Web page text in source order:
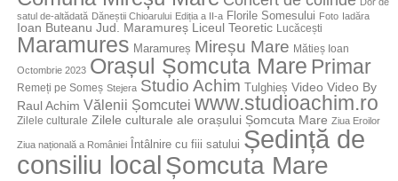
satul de-altădată Dăneștii Chioarului Ediția a II-a Florile Somesului Foto Iadăra
Ioan Buteanu Jud. Maramureș Liceul Teoretic Lucăcești
Maramures Maramureș Mireșu Mare Mătieș Ioan
Octombrie 2023 Orașul Șomcuta Mare Primar
Remeți pe Someș Stejera Studio Achim Tulghieș Video Video By
Raul Achim Vălenii Șomcutei www.studioachim.ro
Zilele culturale Zilele culturale ale orașului Șomcuta Mare Ziua Eroilor
Ziua națională a României Întâlnire cu fiii satului Ședință de
consiliu localȘomcuta Mare